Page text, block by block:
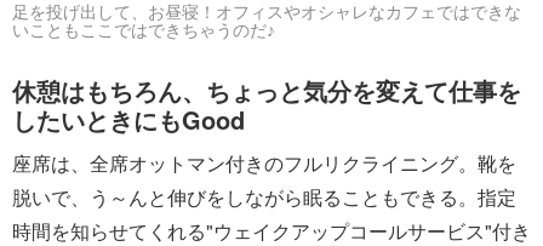
足を投げ出して、お昼寝！オフィスやオシャレなカフェではできな
いこともここではできちゃうのだ♪
休憩はもちろん、ちょっと気分を変えて仕事を
したいときにもGood
座席は、全席オットマン付きのフルリクライニング。靴を
脱いで、う～んと伸びをしながら眠ることもできる。指定
時間を知らせてくれる"ウェイクアップコールサービス"付き